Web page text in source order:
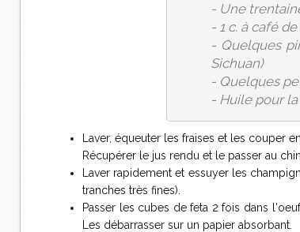
- Une
- 1 c. à café
- Quelques
Sichuan)
- Quelques
- Huile pour
Laver, équeuter les fraises et les couper
Récupérer le jus rendu et le passer au
Laver rapidement et essuyer les
tranches très fines).
Passer les cubes de feta 2 fois dans
Les débarrasser sur un papier absorbant.